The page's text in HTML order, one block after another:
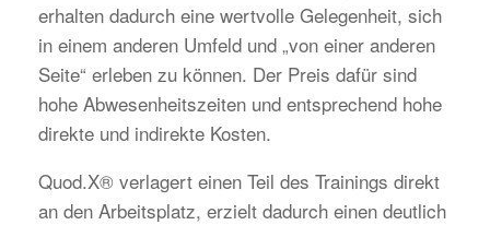
erhalten dadurch eine wertvolle Gelegenheit, sich
in einem anderen Umfeld und „von einer anderen
Seite“ erleben zu können. Der Preis dafür sind
hohe Abwesenheitszeiten und entsprechend hohe
direkte und indirekte Kosten.
Quod.X® verlagert einen Teil des Trainings direkt
an den Arbeitsplatz, erzielt dadurch einen deutlich